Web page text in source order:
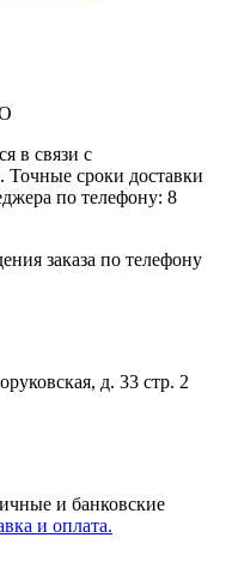
в связи с
Точные сроки доставки
по телефону: 8
заказа по телефону
д. 33 стр. 2
и банковские
и оплата.